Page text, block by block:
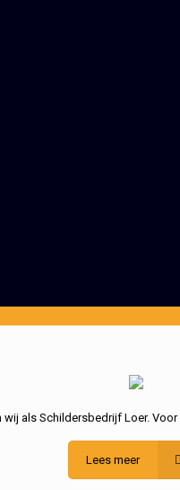
als Schildersbedrijf Loer.
Lees meer